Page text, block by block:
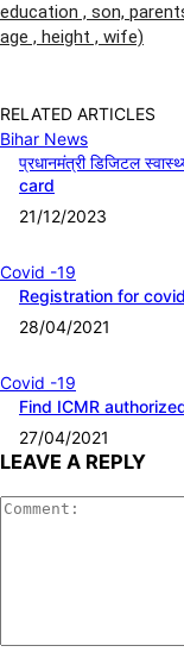
education , son,
age , height , wife)
RELATED ARTICLES
Bihar News
प्रधानमंत्री डिजिटल
card
21/12/2023
Covid -19
Registration for
28/04/2021
Covid -19
Find ICMR
27/04/2021
LEAVE A REPLY